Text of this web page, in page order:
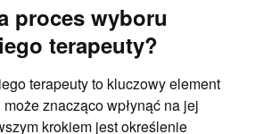
proces wyboru
terapeuty?
terapeuty to kluczowy element
znacząco wpłynąć na jej
krokiem jest określenie